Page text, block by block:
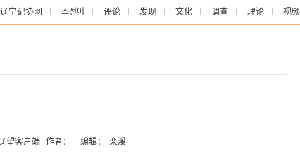
辽宁记协网 조선어 评论 发现 文化 调查 理论 视频
望客户端 作者： 编辑： 栾溪